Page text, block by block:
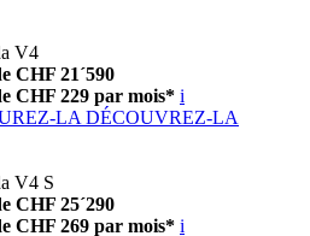
V4
CHF 21´590
CHF 229 par mois* i
LA DÉCOUVREZ-LA
V4 S
CHF 25´290
CHF 269 par mois* i